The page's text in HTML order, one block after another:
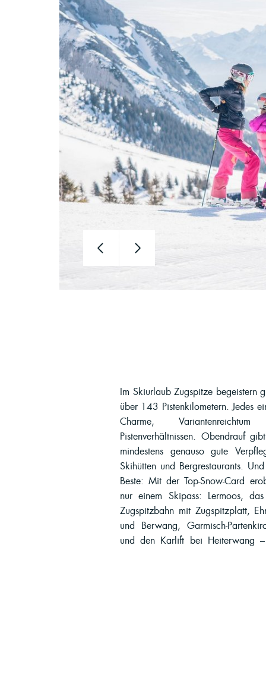
Im Skiurlaub Zugspitze begeistern
über 143 Pistenkilometern. Jedes
Charme,
Pistenverhältnissen. Obendrauf
mindestens genauso gute
Skihütten und Bergrestaurants.
Beste: Mit der Top-Snow-Card
nur einem Skipass: Lermoos,
Zugspitzbahn mit Zugspitzplatt,
und Berwang, Garmisch-
und den Karlift bei Heiterwang
Skiurlaub an der Zugspitze!
Skiurlaub Zugspitze
Skischulen und Verleihstationen
Ski oder Ihr Snowboard. Ihr
Apartmenthotel in Lermoos sind
zum Skigebiet Grubigstein. Direkt
der kostenlose Regionalbus, der
rund um die Zugspitze bringt.
Rabatt beim Skiverleih Sport